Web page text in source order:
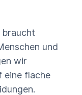
braucht
und
wir
eine flache